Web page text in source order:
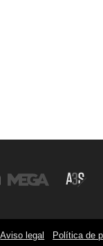
Aviso legal Política de